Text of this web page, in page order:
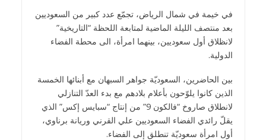
في خيمة في شمال الرياض، تجمّع عدد كبير من السعوديين
بعد منتصف الليلة الماضية لمتابعة اللحظة “التاريخية”
لانظلاق أول سعوديين، بينهما امرأة، الى محطة الفضاء
الدولية.
بين الحاضرين، السعوديّة جواهر السبهان مع أبنائها الخمسة
الذين كانوا يلوّحون بأعلام بلادهم مع بدء العدّ التنازلي
لانطلاق صاروخ “فالكون 9” من إنتاج “سبايس إكس” الذي
يقلّ رائدي الفضاء السعوديين علي القرني وريانة برناوي،
أول امرأة سعوديّة تنطلق إلى الفضاء.